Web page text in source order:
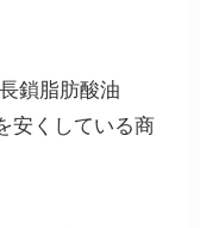
長鎖脂肪酸油
安くしている商